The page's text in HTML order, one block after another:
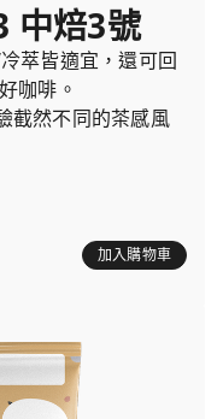
中焙3號
萃皆適宜，還可回
咖啡。
截然不同的茶感風
加入購物車